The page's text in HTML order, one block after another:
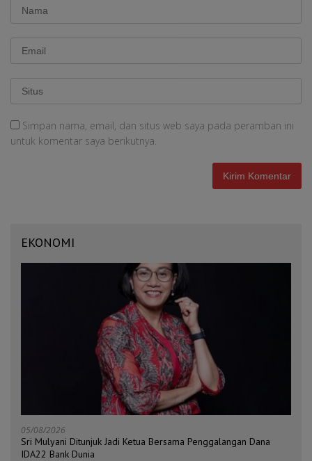
Simpan nama, email, dan situs web saya pada peramban ini
untuk komentar saya berikutnya.
EKONOMI
05/08/2026
Sri Mulyani Ditunjuk Jadi Ketua Bersama Penggalangan Dana
IDA22 Bank Dunia